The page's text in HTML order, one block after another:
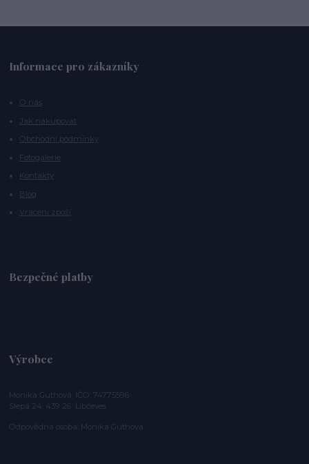
Informace pro zákazníky
O nás
Jak nakupovat
Obchodní podmínky
Fotogalerie
Kontakty
Blog
Vrácení zboží
Bezpečné platby
Výrobce
Monika Guthová, IČO: 74775596
Slepá 24, 439 26 Libčeves
Odpovědná osoba: Monika Guthová